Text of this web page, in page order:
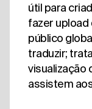
útil para
fazer upload
público
traduzir;
visualização
assistem